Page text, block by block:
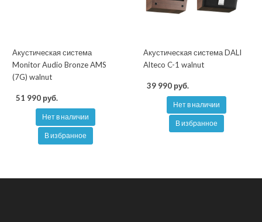
Акустическая система
Monitor Audio Bronze AMS
(7G) walnut
51 990 руб.
Нет в наличии
В избранное
Акустическая система DALI
Alteco C-1 walnut
39 990 руб.
Нет в наличии
В избранное